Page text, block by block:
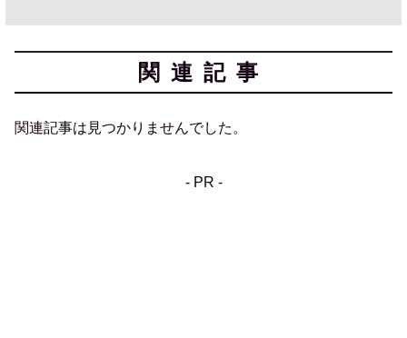
関連記事
関連記事は見つかりませんでした。
- PR -